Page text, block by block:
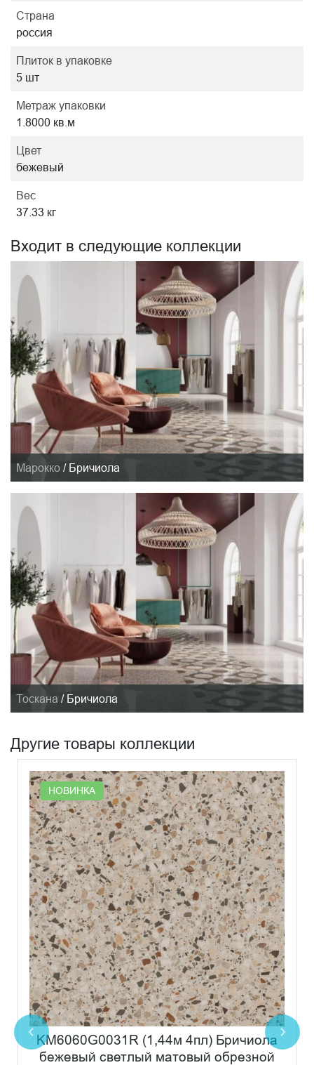
Страна
россия
Плиток в упаковке
5 шт
Метраж упаковки
1.8000 кв.м
Цвет
бежевый
Вес
37.33 кг
Входит в следующие коллекции
Марокко / Бричиола
Тоскана / Бричиола
Другие товары коллекции
НОВИНКА
KM6060G0031R (1,44м 4пл) Бричиола
бежевый светлый матовый обрезной